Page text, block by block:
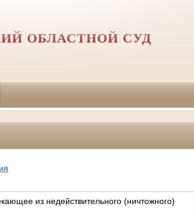
ОБЛАСТНОЙ СУД
из недействительного (ничтожного)